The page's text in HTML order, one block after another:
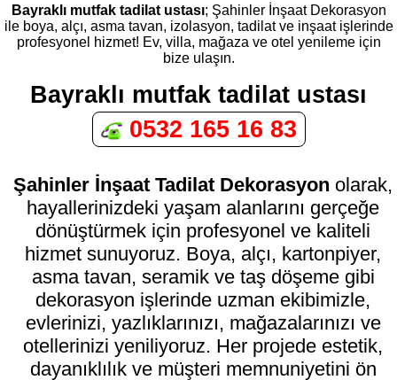
Bayraklı mutfak tadilat ustası; Şahinler İnşaat Dekorasyon
ile boya, alçı, asma tavan, izolasyon, tadilat ve inşaat işlerinde
profesyonel hizmet! Ev, villa, mağaza ve otel yenileme için
bize ulaşın.
Bayraklı mutfak tadilat ustası
0532 165 16 83
Şahinler İnşaat Tadilat Dekorasyon olarak,
hayallerinizdeki yaşam alanlarını gerçeğe
dönüştürmek için profesyonel ve kaliteli
hizmet sunuyoruz. Boya, alçı, kartonpiyer,
asma tavan, seramik ve taş döşeme gibi
dekorasyon işlerinde uzman ekibimizle,
evlerinizi, yazlıklarınızı, mağazalarınızı ve
otellerinizi yeniliyoruz. Her projede estetik,
dayanıklılık ve müşteri memnuniyetini ön